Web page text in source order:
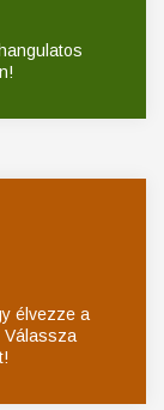
élvezze a
Válassza